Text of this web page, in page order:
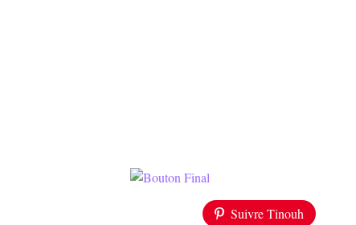
Suivre Tinouh